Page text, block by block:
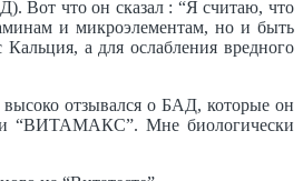
Вот что он сказал : “Я считаю, что
и микроэлементам, но и быть
а для ослабления вредного
отзывался о БАД, которые он
“ВИТАМАКС”. Мне биологически